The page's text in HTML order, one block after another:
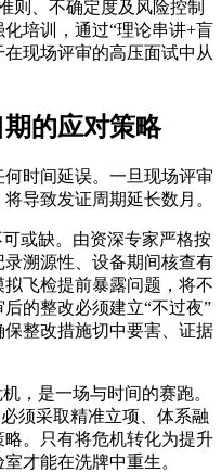
则、不确定度及风险控制
培训，通过“理论串讲+盲
现场评审的高压面试中从
的应对策略
时间延误。一旦现场评审
导致发证周期延长数月。
或缺。由资深专家严格按
溯源性、设备期间核查有
飞检提前暴露问题，将不
的整改必须建立“不过夜”
整改措施切中要害、证据
，是一场与时间的赛跑。
须采取精准立项、体系融
。只有将危机转化为提升
才能在洗牌中重生。